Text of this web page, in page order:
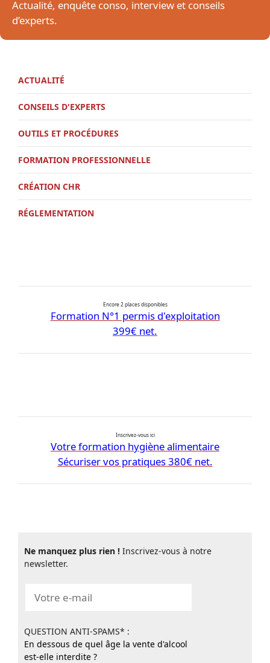
Actualité, enquête conso, interview et conseils
d’experts.
ACTUALITÉ
CONSEILS D'EXPERTS
OUTILS ET PROCÉDURES
FORMATION PROFESSIONNELLE
CRÉATION CHR
RÉGLEMENTATION
Encore 2 places disponibles
Formation N°1 permis d'exploitation
399€ net.
Inscrivez-vous ici
Votre formation hygiène alimentaire
Sécuriser vos pratiques 380€ net.
Ne manquez plus rien ! Inscrivez-vous à notre
newsletter.
QUESTION ANTI-SPAMS* :
En dessous de quel âge la vente d'alcool
est-elle interdite ?